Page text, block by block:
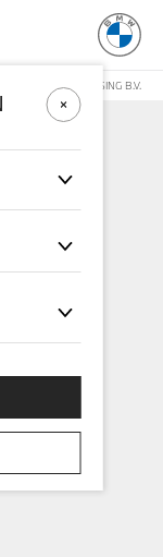
SPORTMERCHANDISING B.V.